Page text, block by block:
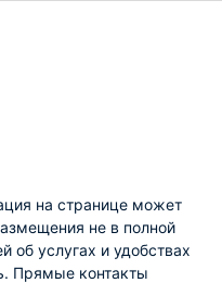
на странице может
не в полной
об услугах и удобствах
Прямые контакты